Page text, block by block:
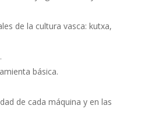
de la cultura vasca: kutxa,
básica.
de cada máquina y en las